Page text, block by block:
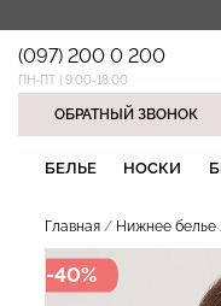
(097) 200 0 200
ПН-ПТ | 9:00-18:00
ОБРАТНЫЙ ЗВОНОК
БЕЛЬЕ НОСКИ
Главная Нижнее белье
-40%
НАШИ